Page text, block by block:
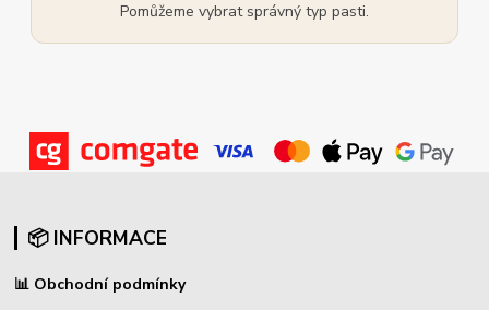
Pomůžeme vybrat správný typ pasti.
📦 INFORMACE
📊 Obchodní podmínky